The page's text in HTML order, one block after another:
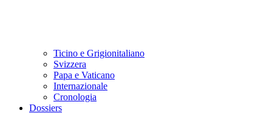
Ticino e Grigionitaliano
Svizzera
Papa e Vaticano
Internazionale
Cronologia
Dossiers